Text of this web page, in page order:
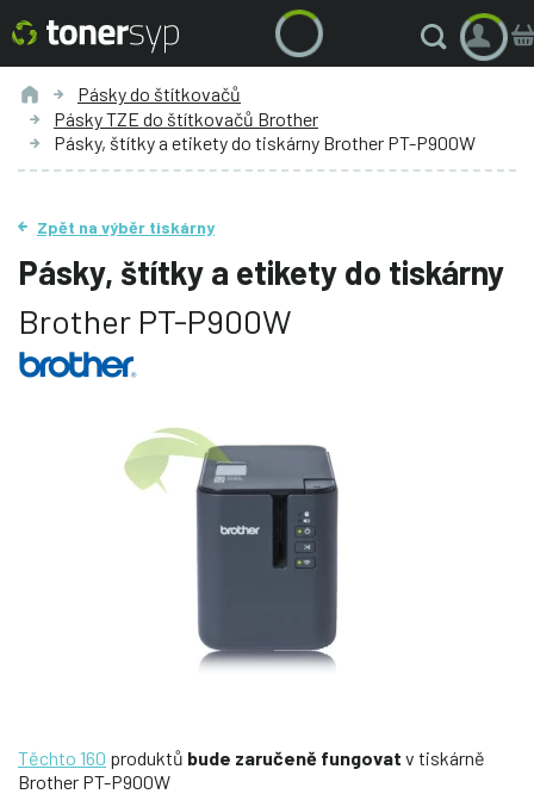
Pásky do štítkovačů
Pásky TZE do štítkovačů Brother
Pásky, štítky a etikety do tiskárny Brother PT-P900W
Zpět na výběr tiskárny
Pásky, štítky a etikety do tiskárny
Brother PT-P900W
Těchto 160 produktů bude zaručeně fungovat v tiskárně
Brother PT-P900W